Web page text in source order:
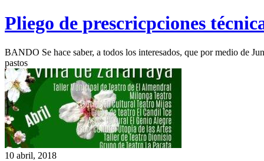
Pliego de prescricpciones
BANDO Se hace saber, a todos los interesados, que por medio de
pastos
10 abril, 2018